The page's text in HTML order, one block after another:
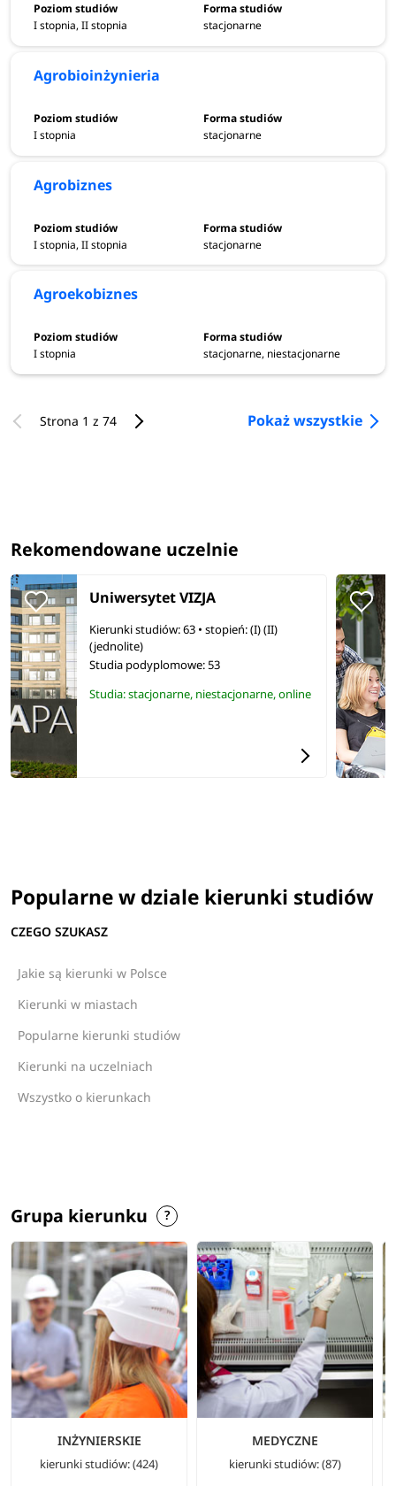
I stopnia, II stopnia stacjonarne
Agrobioinżynieria
I stopnia stacjonarne
Agrobiznes
I stopnia, II stopnia stacjonarne
Agroekobiznes
I stopnia stacjonarne, niestacjonarne
Strona 1 z 74 Pokaż wszystkie
Rekomendowane uczelnie
Uniwersytet VIZJA
Kierunki studiów: 63 • stopień: (I) (II)
(jednolite)
Studia podyplomowe:53
Studia: stacjonarne, niestacjonarne, online
Popularne w dziale kierunki studiów
CZEGO SZUKASZ
Jakie są kierunki w Polsce
Kierunki w miastach
Popularne kierunki studiów
Kierunki na uczelniach
Wszystko o kierunkach
Grupa kierunku
INŻYNIERSKIE
kierunki studiów: (424)
MEDYCZNE
kierunki studiów: (87)